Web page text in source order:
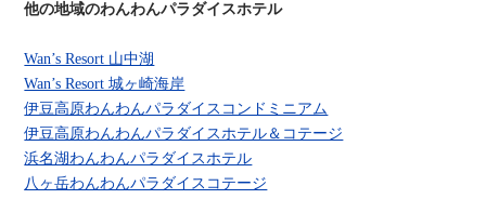
他の地域のわんわんパラダイスホテル
Wan’s Resort 山中湖
Wan’s Resort 城ヶ崎海岸
伊豆高原わんわんパラダイスコンドミニアム
伊豆高原わんわんパラダイスホテル＆コテージ
浜名湖わんわんパラダイスホテル
八ヶ岳わんわんパラダイスコテージ